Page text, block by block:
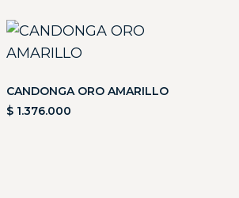
CANDONGA ORO AMARILLO
$ 1.376.000